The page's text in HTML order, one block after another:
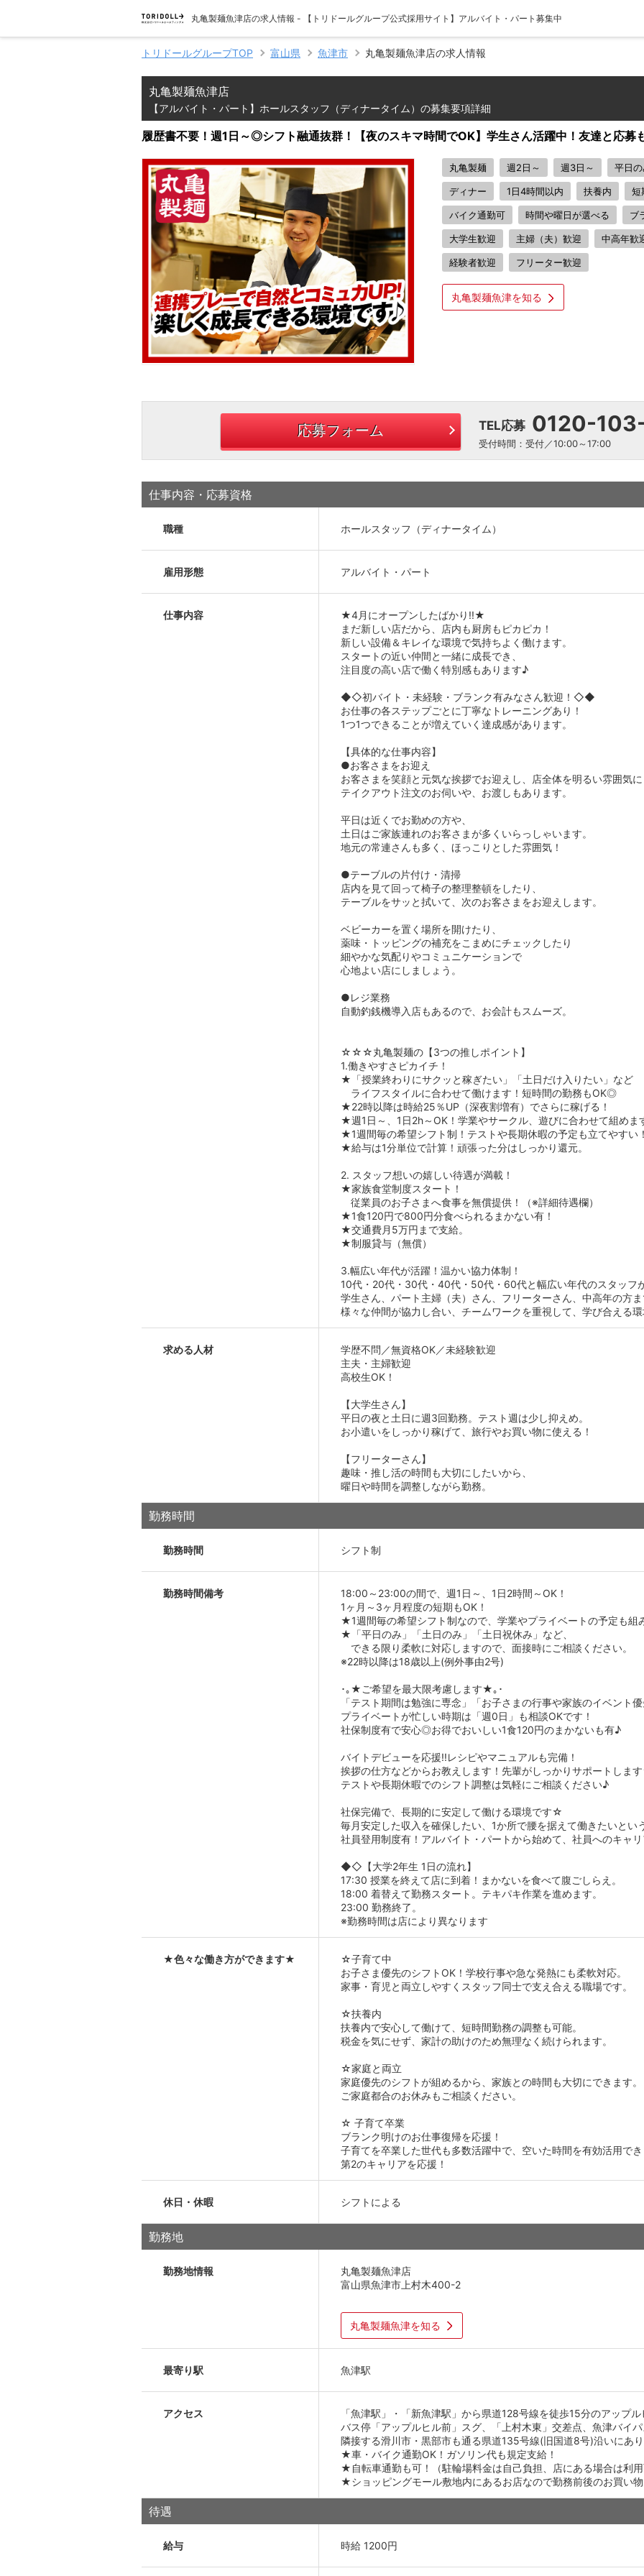
丸亀製麺魚津店の求人情報 - 【トリドールグループ公式採用サイト】アルバイト・パート募集中
トリドールグループTOP 富山県 魚津市 丸亀製麺魚津店の求人情報
丸亀製麺魚津店
【アルバイト・パート】ホールスタッフ（ディナータイム）の募集要項詳細
履歴書不要！週1日～◎シフト融通抜群！【夜のスキマ時間でOK】学生さん活躍中！友達と応
丸亀製麺 週2日～ 週3日～ 平日
ディナー 1日4時間以内 扶養内 短
バイク通勤可 時間や曜日が選べる ブ
大学生歓迎 主婦（夫）歓迎 中高年歓
経験者歓迎 フリーター歓迎
丸亀製麺魚津を知る
応募フォーム TEL応募 0120-
受付時間：受付／10:00～17:00
仕事内容・応募資格
職種 ホールスタッフ（ディナータイム）
雇用形態 アルバイト・パート
仕事内容
★4月にオープンしたばかり!!★
まだ新しい店だから、店内も厨房もピカピカ！
新しい設備＆キレイな環境で気持ちよく働けます。
スタートの近い仲間と一緒に成長でき、
注目度の高い店で働く特別感もあります♪
◆◇初バイト・未経験・ブランク有みなさん歓迎！◇◆
お仕事の各ステップごとに丁寧なトレーニングあり！
1つ1つできることが増えていく達成感があります。
【具体的な仕事内容】
●お客さまをお迎え
お客さまを笑顔と元気な挨拶でお迎えし、店全体を明るい雰囲気
テイクアウト注文のお伺いや、お渡しもあります。
平日は近くでお勤めの方や、
土日はご家族連れのお客さまが多くいらっしゃいます。
地元の常連さんも多く、ほっこりとした雰囲気！
●テーブルの片付け・清掃
店内を見て回って椅子の整理整頓をしたり、
テーブルをサッと拭いて、次のお客さまをお迎えします。
ベビーカーを置く場所を開けたり、
薬味・トッピングの補充をこまめにチェックしたり
細やかな気配りやコミュニケーションで
心地よい店にしましょう。
●レジ業務
自動釣銭機導入店もあるので、お会計もスムーズ。
☆☆☆丸亀製麺の【3つの推しポイント】
1.働きやすさピカイチ！
★「授業終わりにサクッと稼ぎたい」「土日だけ入りたい」など
ライフスタイルに合わせて働けます！短時間の勤務もOK◎
★22時以降は時給25％UP（深夜割増有）でさらに稼げる！
★週1日～、1日2h～OK！学業やサークル、遊びに合わせて組めま
★1週間毎の希望シフト制！テストや長期休暇の予定も立てやすい
★給与は1分単位で計算！頑張った分はしっかり還元。
2. スタッフ想いの嬉しい待遇が満載！
★家族食堂制度スタート！
従業員のお子さまへ食事を無償提供！（※詳細待遇欄）
★1食120円で800円分食べられるまかない有！
★交通費月5万円まで支給。
★制服貸与（無償）
3.幅広い年代が活躍！温かい協力体制！
10代・20代・30代・40代・50代・60代と幅広い年代のスタッフ
学生さん、パート主婦（夫）さん、フリーターさん、中高年の方
様々な仲間が協力し合い、チームワークを重視して、学び合える
求める人材
学歴不問／無資格OK／未経験歓迎
主夫・主婦歓迎
高校生OK！
【大学生さん】
平日の夜と土日に週3回勤務。テスト週は少し抑えめ。
お小遣いをしっかり稼げて、旅行やお買い物に使える！
【フリーターさん】
趣味・推し活の時間も大切にしたいから、
曜日や時間を調整しながら勤務。
勤務時間
勤務時間 シフト制
勤務時間備考
18:00～23:00の間で、週1日～、1日2時間～OK！
1ヶ月～3ヶ月程度の短期もOK！
★1週間毎の希望シフト制なので、学業やプライベートの予定も組
★「平日のみ」「土日のみ」「土日祝休み」など、
できる限り柔軟に対応しますので、面接時にご相談ください。
※22時以降は18歳以上(例外事由2号)
･｡★ご希望を最大限考慮します★｡･
「テスト期間は勉強に専念」「お子さまの行事や家族のイベント
プライベートが忙しい時期は「週0日」も相談OKです！
社保制度有で安心◎お得でおいしい1食120円のまかないも有♪
バイトデビューを応援!!レシピやマニュアルも完備！
挨拶の仕方などからお教えします！先輩がしっかりサポートしま
テストや長期休暇でのシフト調整は気軽にご相談ください♪
社保完備で、長期的に安定して働ける環境です☆
毎月安定した収入を確保したい、1か所で腰を据えて働きたいとい
社員登用制度有！アルバイト・パートから始めて、社員へのキャ
◆◇【大学2年生 1日の流れ】
17:30 授業を終えて店に到着！まかないを食べて腹ごしらえ。
18:00 着替えて勤務スタート。テキパキ作業を進めます。
23:00 勤務終了。
※勤務時間は店により異なります
★色々な働き方ができます★
☆子育て中
お子さま優先のシフトOK！学校行事や急な発熱にも柔軟対応。
家事・育児と両立しやすくスタッフ同士で支え合える職場です。
☆扶養内
扶養内で安心して働けて、短時間勤務の調整も可能。
税金を気にせず、家計の助けのため無理なく続けられます。
☆家庭と両立
家庭優先のシフトが組めるから、家族との時間も大切にできます。
ご家庭都合のお休みもご相談ください。
☆ 子育て卒業
ブランク明けのお仕事復帰を応援！
子育てを卒業した世代も多数活躍中で、空いた時間を有効活用で
第2のキャリアを応援！
休日・休暇 シフトによる
勤務地
勤務地情報
丸亀製麺魚津店
富山県魚津市上村木400-2
丸亀製麺魚津を知る
最寄り駅 魚津駅
アクセス
「魚津駅」・「新魚津駅」から県道128号線を徒歩15分のアップ
バス停「アップルヒル前」スグ、「上村木東」交差点、魚津バイ
隣接する滑川市・黒部市も通る県道135号線(旧国道8号)沿いにあ
★車・バイク通勤OK！ガソリン代も規定支給！
★自転車通勤も可！（駐輪場料金は自己負担、店にある場合は利
★ショッピングモール敷地内にあるお店なので勤務前後のお買い
待遇
給与 時給 1200円